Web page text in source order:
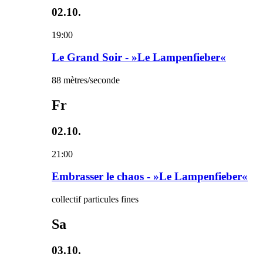
02.10.
19:00
Le Grand Soir - »Le Lampenfieber«
88 mètres/seconde
Fr
02.10.
21:00
Embrasser le chaos - »Le Lampenfieber«
collectif particules fines
Sa
03.10.